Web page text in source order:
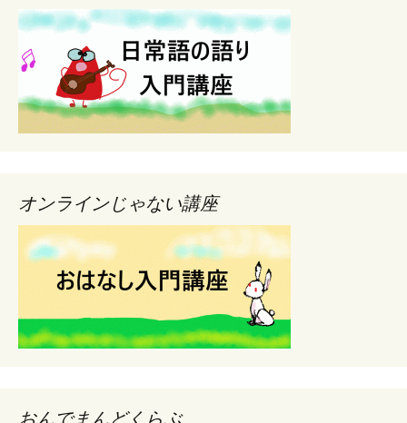
オンラインじゃない講座
おんでまんどくらぶ